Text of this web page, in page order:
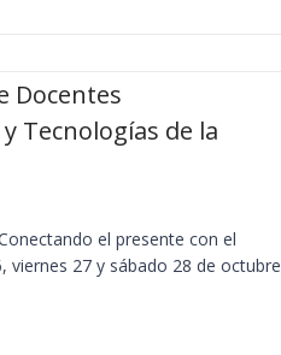
Docentes
Tecnologías de la
el presente con el
viernes 27 y sábado 28 de octubre